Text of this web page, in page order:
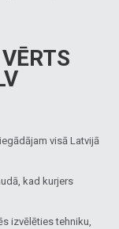
visā Latvijā
kad kurjers
izvēlēties tehniku,